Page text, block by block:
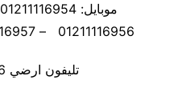
تليفون ارضي 0225880056